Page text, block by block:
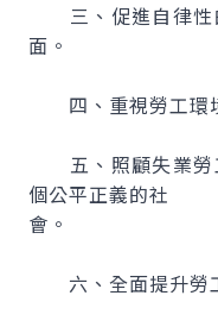
三、促進自律性
面。
四、重視勞工環
五、照顧失業勞
個公平正義的社
會。
六、全面提升勞